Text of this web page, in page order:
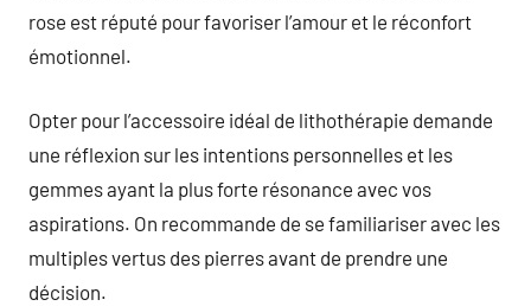
rose est réputé pour favoriser l’amour et le réconfort
émotionnel.
Opter pour l’accessoire idéal de lithothérapie demande
une réflexion sur les intentions personnelles et les
gemmes ayant la plus forte résonance avec vos
aspirations. On recommande de se familiariser avec les
multiples vertus des pierres avant de prendre une
décision.